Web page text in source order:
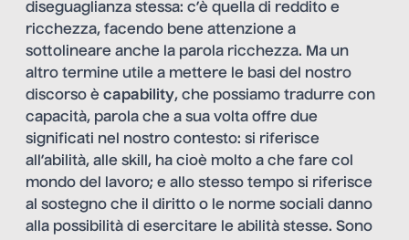
diseguaglianza stessa: c’è quella di reddito e
ricchezza, facendo bene attenzione a
sottolineare anche la parola ricchezza. Ma un
altro termine utile a mettere le basi del nostro
discorso è capability, che possiamo tradurre con
capacità, parola che a sua volta offre due
significati nel nostro contesto: si riferisce
all’abilità, alle skill, ha cioè molto a che fare col
mondo del lavoro; e allo stesso tempo si riferisce
al sostegno che il diritto o le norme sociali danno
alla possibilità di esercitare le abilità stesse. Sono